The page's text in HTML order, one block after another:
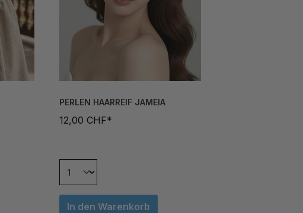
PERLEN HAARREIF JAMEIA
12,00 CHF*
In den Warenkorb